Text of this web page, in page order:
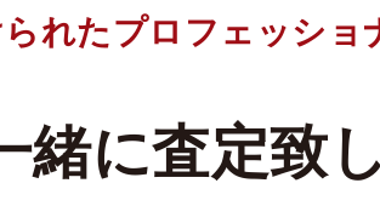
れたプロフェッショ
緒に査定致